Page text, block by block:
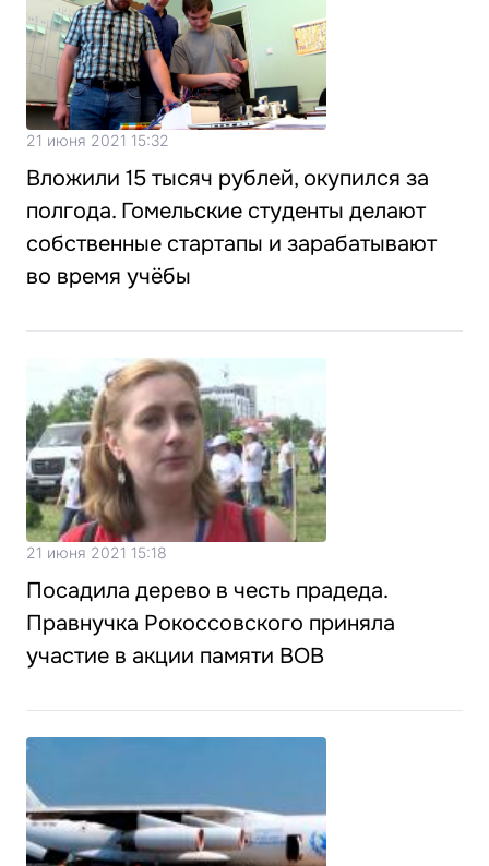
21 июня 2021 15:32
Вложили 15 тысяч рублей, окупился за
полгода. Гомельские студенты делают
собственные стартапы и зарабатывают
во время учёбы
21 июня 2021 15:18
Посадила дерево в честь прадеда.
Правнучка Рокоссовского приняла
участие в акции памяти ВОВ